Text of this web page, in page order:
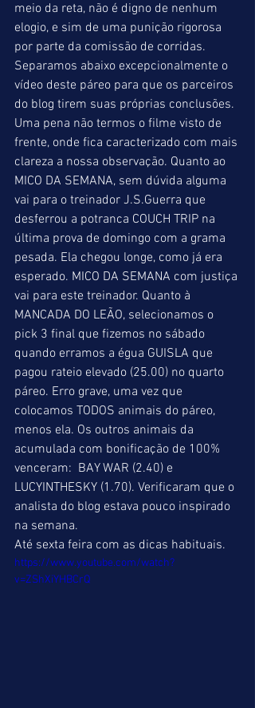
meio da reta, não é digno de nenhum
elogio, e sim de uma punição rigorosa
por parte da comissão de corridas.
Separamos abaixo excepcionalmente o
vídeo deste páreo para que os parceiros
do blog tirem suas próprias conclusões.
Uma pena não termos o filme visto de
frente, onde fica caracterizado com mais
clareza a nossa observação. Quanto ao
MICO DA SEMANA, sem dúvida alguma
vai para o treinador J.S.Guerra que
desferrou a potranca COUCH TRIP na
última prova de domingo com a grama
pesada. Ela chegou longe, como já era
esperado. MICO DA SEMANA com justiça
vai para este treinador. Quanto à
MANCADA DO LEÃO, selecionamos o
pick 3 final que fizemos no sábado
quando erramos a égua GUISLA que
pagou rateio elevado (25.00) no quarto
páreo. Erro grave, uma vez que
colocamos TODOS animais do páreo,
menos ela. Os outros animais da
acumulada com bonificação de 100%
venceram:  BAY WAR (2.40) e
LUCYINTHESKY (1.70). Verificaram que o
analista do blog estava pouco inspirado
na semana.
Até sexta feira com as dicas habituais.
https://www.youtube.com/watch?
v=ZShXiYHBCrQ